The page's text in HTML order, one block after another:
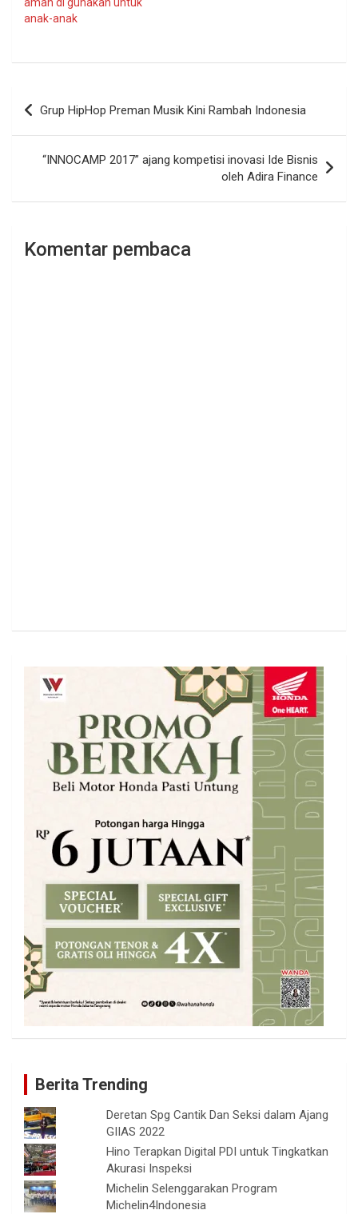
aman di gunakan untuk
anak-anak
Navigasi
pos
Grup HipHop Preman Musik Kini Rambah Indonesia
“INNOCAMP 2017” ajang kompetisi inovasi Ide Bisnis
oleh Adira Finance
Komentar pembaca
Berita Trending
Deretan Spg Cantik Dan Seksi dalam Ajang
GIIAS 2022
Hino Terapkan Digital PDI untuk Tingkatkan
Akurasi Inspeksi
Michelin Selenggarakan Program
Michelin4Indonesia